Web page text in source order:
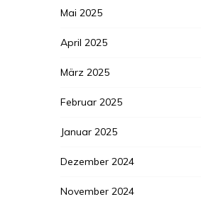
Mai 2025
April 2025
März 2025
Februar 2025
Januar 2025
Dezember 2024
November 2024